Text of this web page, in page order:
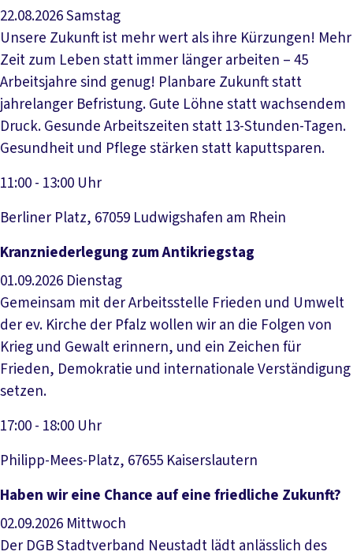
22.08.2026Samstag
Unsere Zukunft ist mehr wert als ihre Kürzungen! Mehr
Zeit zum Leben statt immer länger arbeiten – 45
Arbeitsjahre sind genug! Planbare Zukunft statt
jahrelanger Befristung. Gute Löhne statt wachsendem
Druck. Gesunde Arbeitszeiten statt 13-Stunden-Tagen.
Gesundheit und Pflege stärken statt kaputtsparen.
11:00 - 13:00 Uhr
Berliner Platz, 67059 Ludwigshafen am Rhein
Veranstaltung anzeigen
Kranzniederlegung zum Antikriegstag
01.09.2026 Dienstag
Gemeinsam mit der Arbeitsstelle Frieden und Umwelt
der ev. Kirche der Pfalz wollen wir an die Folgen von
Krieg und Gewalt erinnern, und ein Zeichen für
Frieden, Demokratie und internationale Verständigung
setzen.
17:00 - 18:00 Uhr
Philipp-Mees-Platz, 67655 Kaiserslautern
Veranstaltung anzeigen
Haben wir eine Chance auf eine friedliche Zukunft?
02.09.2026 Mittwoch
Der DGB Stadtverband Neustadt lädt anlässlich des